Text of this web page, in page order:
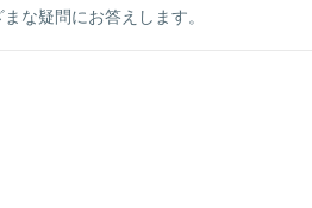
な疑問にお答えします。